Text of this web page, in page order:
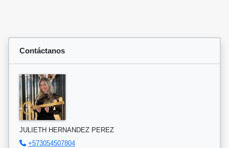
Contáctanos
JULIETH HERNANDEZ PEREZ
+573054507804